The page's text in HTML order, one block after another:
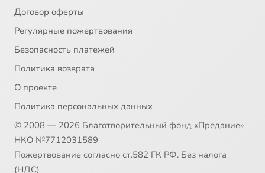
Договор оферты
Регулярные пожертвования
Безопасность платежей
Политика возврата
О проекте
Политика персональных данных
© 2008 — 2026 Благотворительный фонд «Предание»
НКО №7712031589
Пожертвование согласно ст.582 ГК РФ. Без налога
(НДС)